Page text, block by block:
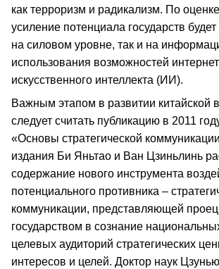
как терроризм и радикализм. По
усиление потенциала государств
на силовом уровне, так и на
использования возможностей
искусственного интеллекта (ИИ).
Важным этапом в развитии китайской
следует считать публикацию в 2011
«Основы стратегической
издания Би Яньтао и Ван Цзиньлинь
содержание нового инструмента
потенциального противника –
коммуникации, представляющей
государством в сознание
целевых аудиторий стратегических
интересов и целей. Доктор наук